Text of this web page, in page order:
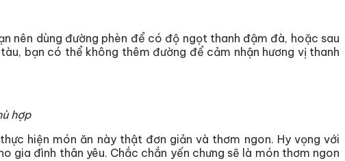
nên dùng đường phèn để có độ ngọt thanh đậm đà, hoặc sau
bạn có thể không thêm đường để cảm nhận hương vị thanh
hợp
hiện món ăn này thật đơn giản và thơm ngon. Hy vọng với
gia đình thân yêu. Chắc chắn yến chưng sẽ là món thơm ngon